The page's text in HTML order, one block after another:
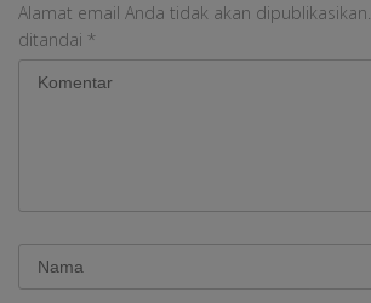
Alamat email Anda tidak akan dipublikasikan.
ditandai *